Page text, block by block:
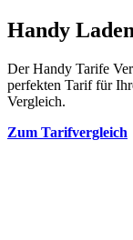
Handy
Der Handy Tarife
perfekten Tarif für
Vergleich.
Zum Tarifvergleich